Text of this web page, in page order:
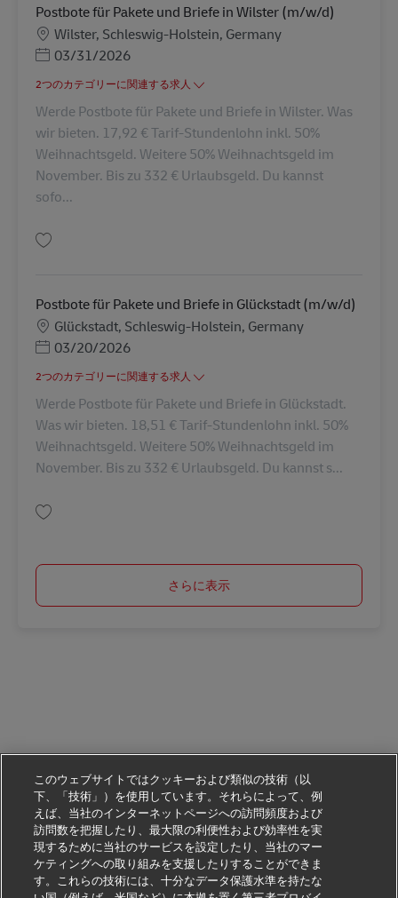
Postbote für Pakete und Briefe in Wilster (m/w/d)
勤務地
Wilster, Schleswig-Holstein, Germany
Posted Date
03/31/2026
2つのカテゴリーに関連する求人
Werde Postbote für Pakete und Briefe in Wilster. Was
wir bieten. 17,92 € Tarif-Stundenlohn inkl. 50%
Weihnachtsgeld. Weitere 50% Weihnachtsgeld im
November. Bis zu 332 € Urlaubsgeld. Du kannst
sofo...
Postbote für Pakete und Briefe in Glückstadt (m/w/d)
勤務地
Glückstadt, Schleswig-Holstein, Germany
Posted Date
03/20/2026
2つのカテゴリーに関連する求人
Werde Postbote für Pakete und Briefe in Glückstadt.
Was wir bieten. 18,51 € Tarif-Stundenlohn inkl. 50%
Weihnachtsgeld. Weitere 50% Weihnachtsgeld im
November. Bis zu 332 € Urlaubsgeld. Du kannst s...
さらに表示
このウェブサイトではクッキーおよび類似の技術（以
下、「技術」）を使用しています。それらによって、例
えば、当社のインターネットページへの訪問頻度および
訪問数を把握したり、最大限の利便性および効率性を実
現するために当社のサービスを設定したり、当社のマー
ケティングへの取り組みを支援したりすることができま
す。これらの技術には、十分なデータ保護水準を持たな